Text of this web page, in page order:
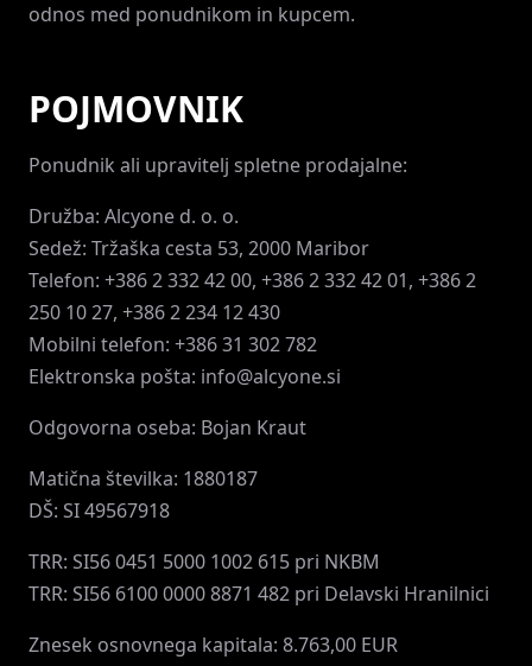
odnos med ponudnikom in kupcem.
POJMOVNIK
Ponudnik ali upravitelj spletne prodajalne:
Družba: Alcyone d. o. o.
Sedež: Tržaška cesta 53, 2000 Maribor
Telefon: +386 2 332 42 00, +386 2 332 42 01, +386 2
250 10 27, +386 2 234 12 430
Mobilni telefon: +386 31 302 782
Elektronska pošta: info@alcyone.si
Odgovorna oseba: Bojan Kraut
Matična številka: 1880187
DŠ: SI 49567918
TRR: SI56 0451 5000 1002 615 pri NKBM
TRR: SI56 6100 0000 8871 482 pri Delavski Hranilnici
Znesek osnovnega kapitala: 8.763,00 EUR